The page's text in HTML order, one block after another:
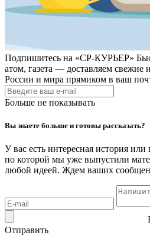
Подпишитесь на «СР-КУРЬЕР»
атом, газета — доставляем свежие
России и мира прямиком в ваш
Больше не показывать
Вы знаете больше и готовы рассказать?
У вас есть интересная история
по которой мы уже выпустили
любой идеей. Ждем ваших
Отправить